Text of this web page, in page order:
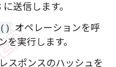
送信します。
オペレーションを呼
を実行します。
スポンスのハッシュを